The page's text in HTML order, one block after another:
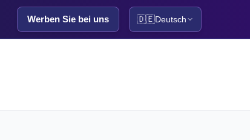
Werben Sie bei uns 🇩🇪Deutsch